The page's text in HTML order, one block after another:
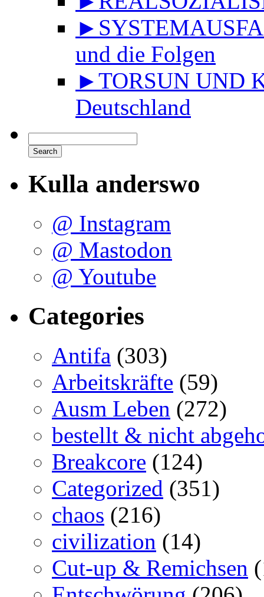
und die Folgen
►TORSUN UND
Deutschland
Kulla anderswo
@ Instagram
@ Mastodon
@ Youtube
Categories
Antifa (303)
Arbeitskräfte (59)
Ausm Leben (272)
bestellt & nicht
Breakcore (124)
Categorized (351)
chaos (216)
civilization (14)
Cut-up & Remichsen